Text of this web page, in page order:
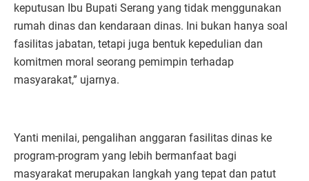
keputusan Ibu Bupati Serang yang tidak menggunakan
rumah dinas dan kendaraan dinas. Ini bukan hanya soal
fasilitas jabatan, tetapi juga bentuk kepedulian dan
komitmen moral seorang pemimpin terhadap
masyarakat,” ujarnya.
Yanti menilai, pengalihan anggaran fasilitas dinas ke
program-program yang lebih bermanfaat bagi
masyarakat merupakan langkah yang tepat dan patut